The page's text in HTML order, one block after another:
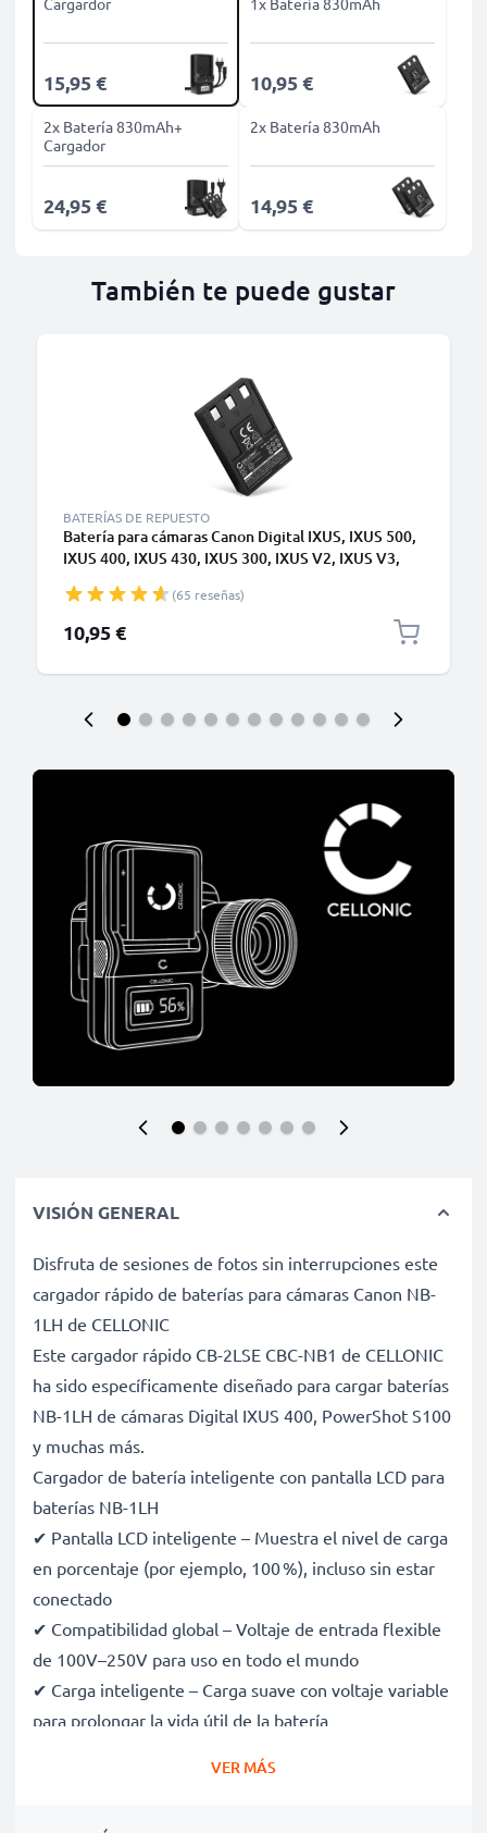
15,95 € 10,95 €
2x Batería 830mAh+
Cargador
24,95 €
2x Batería 830mAh
14,95 €
También te puede gustar
BATERÍAS DE REPUESTO
Batería para cámaras Canon Digital IXUS, IXUS 500,
IXUS 400, IXUS 430, IXUS 300, IXUS V2, IXUS V3,
(65 reseñas)
10,95 €
VISIÓN GENERAL
Disfruta de sesiones de fotos sin interrupciones este
cargador rápido de baterías para cámaras Canon NB-
1LH de CELLONIC
Este cargador rápido CB-2LSE CBC-NB1 de CELLONIC
ha sido específicamente diseñado para cargar baterías
NB-1LH de cámaras Digital IXUS 400, PowerShot S100
y muchas más.
Cargador de batería inteligente con pantalla LCD para
baterías NB-1LH
✔ Pantalla LCD inteligente – Muestra el nivel de carga
en porcentaje (por ejemplo, 100 %), incluso sin estar
conectado
✔ Compatibilidad global – Voltaje de entrada flexible
de 100V–250V para uso en todo el mundo
✔ Carga inteligente – Carga suave con voltaje variable
para prolongar la vida útil de la batería
VER MÁS